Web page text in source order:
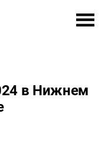
в Нижнем